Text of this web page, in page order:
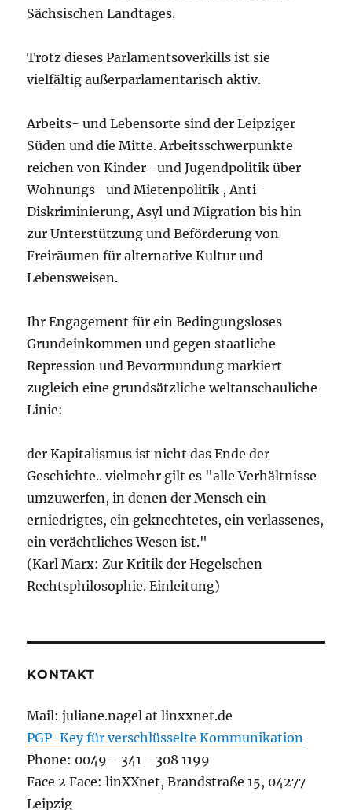
Sächsischen Landtages.
Trotz dieses Parlamentsoverkills ist sie
vielfältig außerparlamentarisch aktiv.
Arbeits- und Lebensorte sind der Leipziger
Süden und die Mitte. Arbeitsschwerpunkte
reichen von Kinder- und Jugendpolitik über
Wohnungs- und Mietenpolitik , Anti-
Diskriminierung, Asyl und Migration bis hin
zur Unterstützung und Beförderung von
Freiräumen für alternative Kultur und
Lebensweisen.
Ihr Engagement für ein Bedingungsloses
Grundeinkommen und gegen staatliche
Repression und Bevormundung markiert
zugleich eine grundsätzliche weltanschauliche
Linie:
der Kapitalismus ist nicht das Ende der
Geschichte.. vielmehr gilt es "alle Verhältnisse
umzuwerfen, in denen der Mensch ein
erniedrigtes, ein geknechtetes, ein verlassenes,
ein verächtliches Wesen ist."
(Karl Marx: Zur Kritik der Hegelschen
Rechtsphilosophie. Einleitung)
KONTAKT
Mail: juliane.nagel at linxxnet.de
PGP-Key für verschlüsselte Kommunikation
Phone: 0049 - 341 - 308 1199
Face 2 Face: linXXnet, Brandstraße 15, 04277
Leipzig